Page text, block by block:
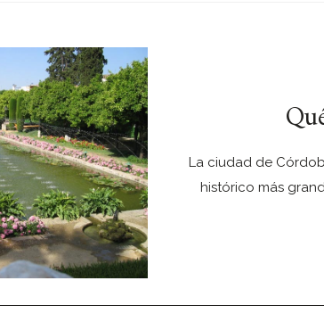
La ciudad de
histórico más